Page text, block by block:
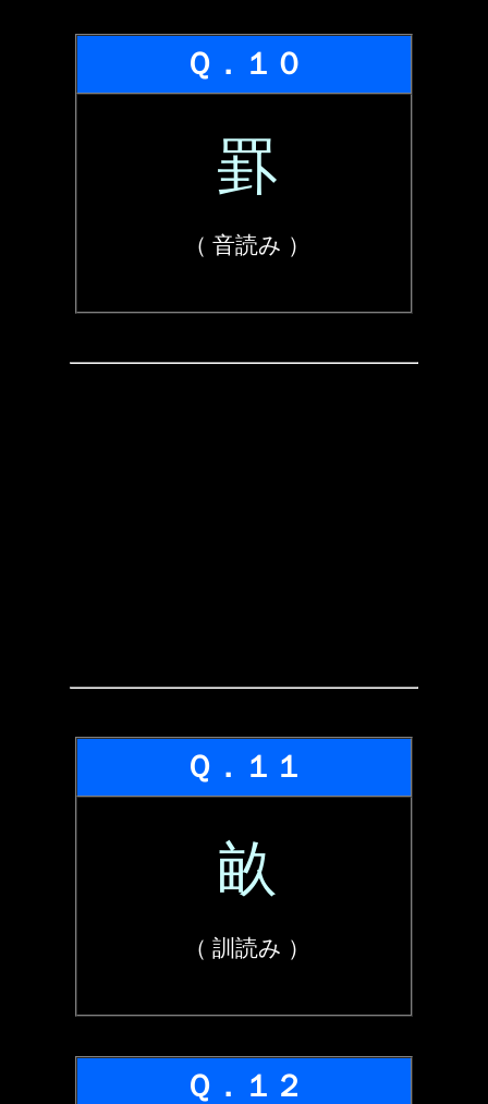
Ｑ．１０
罫
（ 音読み ）
Ｑ．１１
畝
（ 訓読み ）
Ｑ．１２